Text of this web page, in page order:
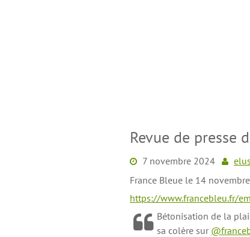
Revue de presse
7 novembre 2024
France Bleue le 14
https://www.francebleu.fr/
Bétonisation de la
sa colère sur